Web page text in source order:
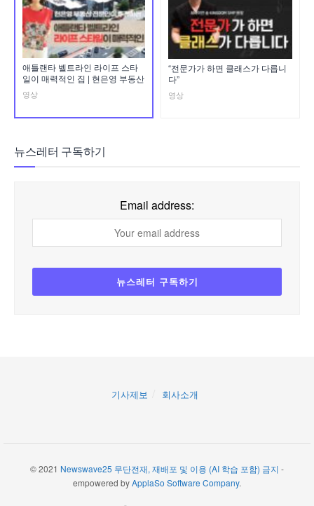
애틀랜타 벨트라인 라이프 스타
일이 매력적인 집 | 현은영 부동산
영상
“전문가가 하면 클래스가 다릅니
다”
영상
뉴스레터 구독하기
Email address:
기사제보 회사소개
© 2021 Newswave25 무단전재, 재배포 및 이용 (AI 학습 포함) 금지 -
empowered byApplaSo Software Company.